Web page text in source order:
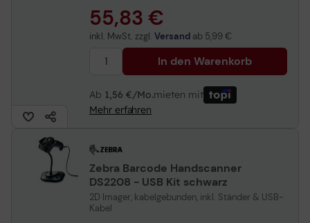
55,83 €
inkl. MwSt. zzgl. Versand ab 5,99 €
In den Warenkorb
Ab 1,56 €/Mo.mieten mit
Mehr erfahren
Zebra Barcode Handscanner
DS2208 - USB Kit schwarz
2D Imager, kabelgebunden, inkl. Ständer & USB-
Kabel